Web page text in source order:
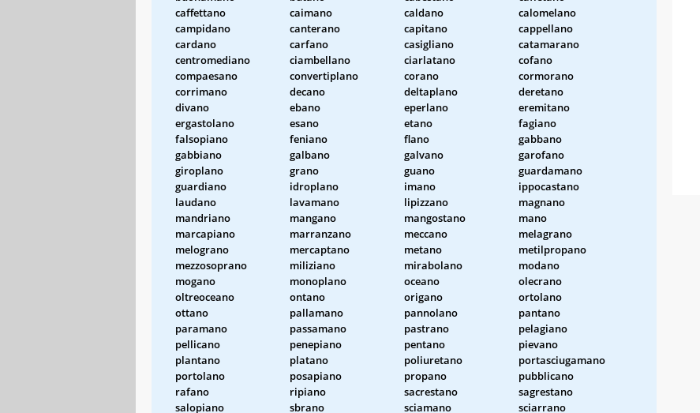
caffettano
caimano caldano
calomelano
campidano
canterano capitano
cappellano
cardano
carfano casigliano
catamarano
centromediano
ciambellano ciarlatano
cofano
compaesano
convertiplano corano
cormorano
corrimano
decano deltaplano
deretano
divano
ebano eperlano
eremitano
ergastolano
esano etano
fagiano
falsopiano
feniano flano
gabbano
gabbiano
galbano galvano
garofano
giroplano
grano guano
guardamano
guardiano
idroplano imano
ippocastano
laudano
lavamano lipizzano
magnano
mandriano
mangano mangostano
mano
marcapiano
marranzano meccano
melagrano
melograno
mercaptano metano
metilpropano
mezzosoprano
miliziano mirabolano
modano
mogano
monoplano oceano
olecrano
oltreoceano
ontano origano
ortolano
ottano
pallamano pannolano
pantano
paramano
passamano pastrano
pelagiano
pellicano
penepiano pentano
pievano
plantano
platano poliuretano
portasciugamano
portolano
posapiano propano
pubblicano
rafano
ripiano sacrestano
sagrestano
salopiano
sbrano sciamano
sciarrano